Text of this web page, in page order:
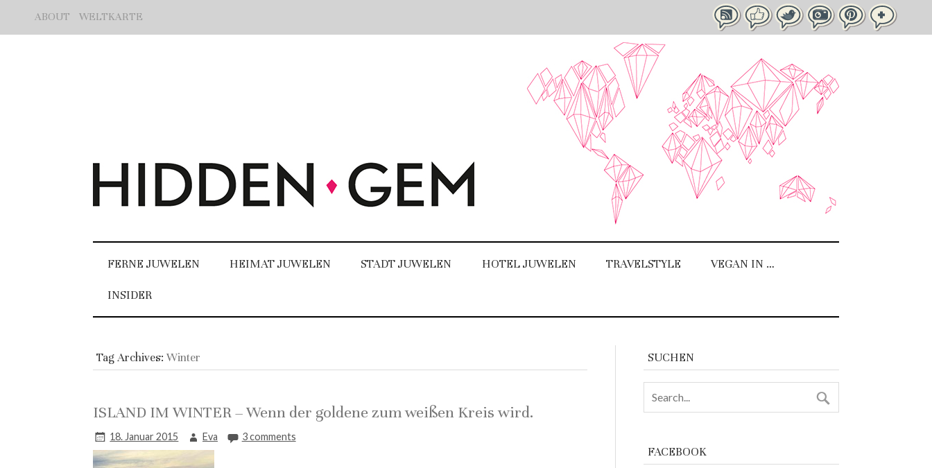
ABOUT WELTKARTE
FERNE JUWELEN HEIMAT JUWELEN STADT JUWELEN HOTEL JUWELEN TRAVELSTYLE VEGAN IN …
INSIDER
Tag Archives:Winter
ISLAND IM WINTER – Wenn der goldene zum weißen Kreis wird.
18. Januar 2015 Eva 3 comments
SUCHEN
FACEBOOK